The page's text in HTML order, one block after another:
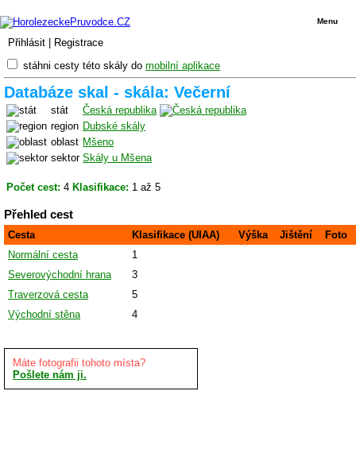
Přihlásit Registrace
Menu
stáhni cesty této skály do mobilní aplikace
Databáze skal - skála: Večerní
stát
Česká republika
region Dubské skály
oblast Mšeno
sektor Skály u Mšena
Počet cest: 4 Klasifikace: 1 až 5
Přehled cest
Cesta Klasifikace (UIAA) Výška Jištění
Foto
Normální cesta
1
Severovýchodní hrana
3
Traverzová cesta
5
Východní stěna
4
Máte fotografii tohoto místa?
Pošlete nám ji.